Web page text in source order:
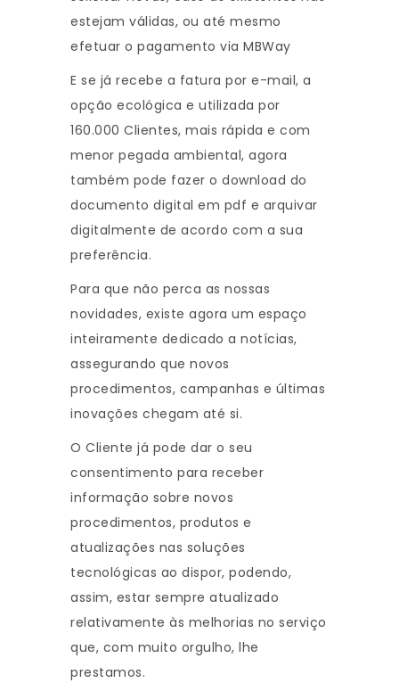
estejam válidas, ou até mesmo
efetuar o pagamento via MBWay
E se já recebe a fatura por e-mail, a
opção ecológica e utilizada por
160.000 Clientes, mais rápida e com
menor pegada ambiental, agora
também pode fazer o download do
documento digital em pdf e arquivar
digitalmente de acordo com a sua
preferência.
Para que não perca as nossas
novidades, existe agora um espaço
inteiramente dedicado a notícias,
assegurando que novos
procedimentos, campanhas e últimas
inovações chegam até si.
O Cliente já pode dar o seu
consentimento para receber
informação sobre novos
procedimentos, produtos e
atualizações nas soluções
tecnológicas ao dispor, podendo,
assim, estar sempre atualizado
relativamente às melhorias no serviço
que, com muito orgulho, lhe
prestamos.